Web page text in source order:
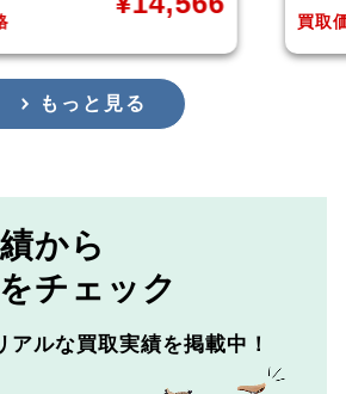
買取価格
もっと見る
から
チェック
アルな買取実績を掲載中！